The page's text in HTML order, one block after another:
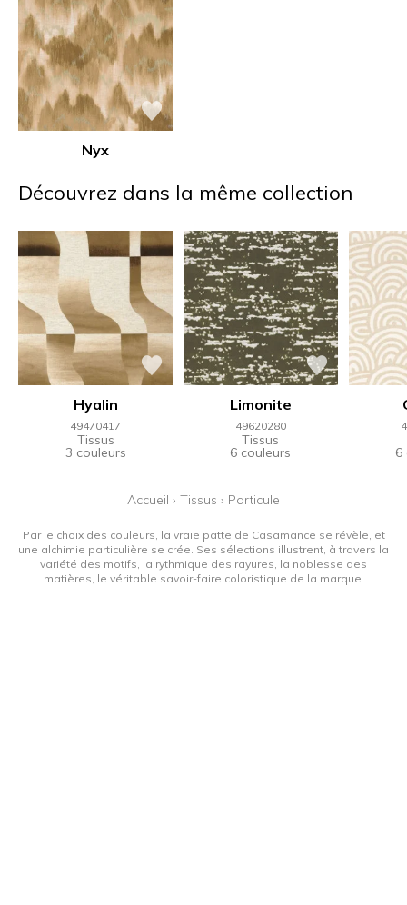
Nyx
Découvrez dans la même collection
Hyalin
49470417
Tissus
3 couleurs
Limonite
49620280
Tissus
6 couleurs 6
Accueil › Tissus › Particule
Par le choix des couleurs, la vraie patte de Casamance se révèle, et
une alchimie particulière se crée. Ses sélections illustrent, à travers la
variété des motifs, la rythmique des rayures, la noblesse des
matières, le véritable savoir-faire coloristique de la marque.